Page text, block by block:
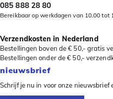
085 888 28 80
Bereikbaar op werkdagen van 10.00 tot
Verzendkosten in Nederland
Bestellingen boven de € 50,- gratis
Bestellingen onder de € 50,-
nieuwsbrief
Schrijf je nu in voor onze nieuwsbrief